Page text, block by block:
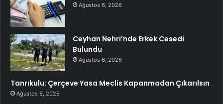
Ağustos 6, 2026
Ceyhan Nehri’nde Erkek Cesedi
Bulundu
Ağustos 6, 2026
Tanrıkulu: Çerçeve Yasa Meclis Kapanmadan Çıkarılsın
Ağustos 6, 2026